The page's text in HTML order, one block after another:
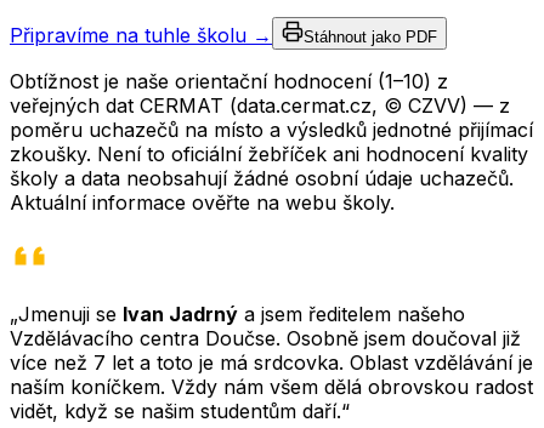
Připravíme na tuhle školu → Stáhnout jako PDF
Obtížnost je naše orientační hodnocení (1–10) z
veřejných dat CERMAT (data.cermat.cz, © CZVV) — z
poměru uchazečů na místo a výsledků jednotné přijímací
zkoušky. Není to oficiální žebříček ani hodnocení kvality
školy a data neobsahují žádné osobní údaje uchazečů.
Aktuální informace ověřte na webu školy.
„Jmenuji se Ivan Jadrný a jsem ředitelem našeho
Vzdělávacího centra Doučse. Osobně jsem doučoval již
více než 7 let a toto je má srdcovka. Oblast vzdělávání je
naším koníčkem. Vždy nám všem dělá obrovskou radost
vidět, když se našim studentům daří.“